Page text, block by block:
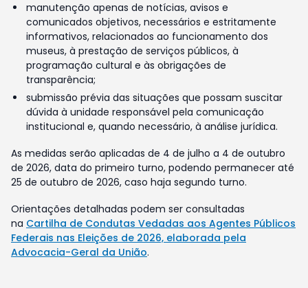
manutenção apenas de notícias, avisos e
comunicados objetivos, necessários e estritamente
informativos, relacionados ao funcionamento dos
museus, à prestação de serviços públicos, à
programação cultural e às obrigações de
transparência;
submissão prévia das situações que possam suscitar
dúvida à unidade responsável pela comunicação
institucional e, quando necessário, à análise jurídica.
As medidas serão aplicadas de 4 de julho a 4 de outubro
de 2026, data do primeiro turno, podendo permanecer até
25 de outubro de 2026, caso haja segundo turno.
Orientações detalhadas podem ser consultadas
na Cartilha de Condutas Vedadas aos Agentes Públicos
Federais nas Eleições de 2026, elaborada pela
Advocacia-Geral da União.